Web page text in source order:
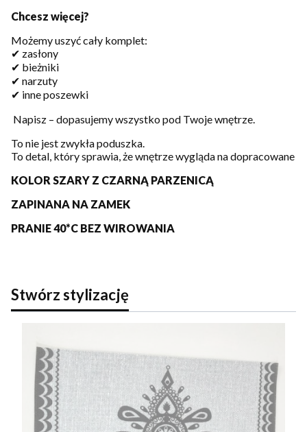
Chcesz więcej?
Możemy uszyć cały komplet:
✔ zasłony
✔ bieżniki
✔ narzuty
✔ inne poszewki
Napisz – dopasujemy wszystko pod Twoje wnętrze.
To nie jest zwykła poduszka.
To detal, który sprawia, że wnętrze wygląda na dopracowane
KOLOR SZARY Z CZARNĄ PARZENICĄ
ZAPINANA NA ZAMEK
PRANIE 40*C BEZ WIROWANIA
Stwórz stylizację